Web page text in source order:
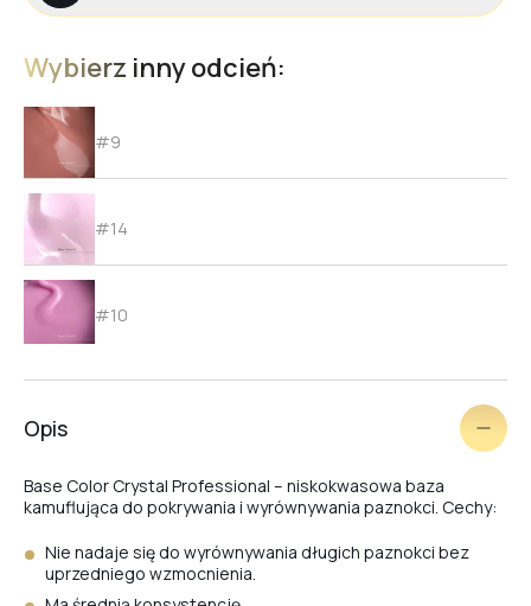
Wybierz inny odcień:
#9
#14
#10
#15
#12
Opis
Base Color Crystal Professional – niskokwasowa baza
kamuflująca do pokrywania i wyrównywania paznokci. Cechy:
Nie nadaje się do wyrównywania długich paznokci bez
uprzedniego wzmocnienia.